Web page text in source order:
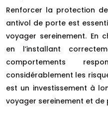
Renforcer la protection
antivol de porte est
voyager sereinement. En
en l’installant
comportements
considérablement les
est un investissement à
voyager sereinement et